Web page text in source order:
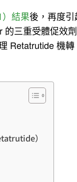
結果後，再度引
三重受體促效
Retatrutide 機
）